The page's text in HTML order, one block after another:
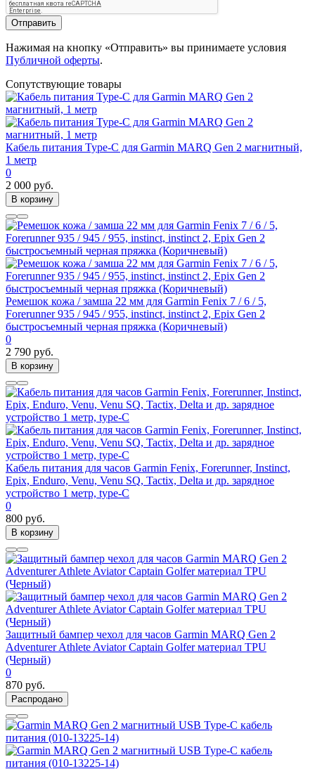
Отправить
Нажимая на кнопку «Отправить» вы принимаете условия
Публичной оферты.
Сопутствующие товары
Кабель питания Type-C для Garmin MARQ Gen 2 магнитный,
1 метр
0
2 000 руб.
В корзину
Ремешок кожа / замша 22 мм для Garmin Fenix 7 / 6 / 5,
Forerunner 935 / 945 / 955, instinct, instinct 2, Epix Gen 2
быстросъемный черная пряжка (Коричневый)
0
2 790 руб.
В корзину
Кабель питания для часов Garmin Fenix, Forerunner, Instinct,
Epix, Enduro, Venu, Venu SQ, Tactix, Delta и др. зарядное
устройство 1 метр, type-C
0
800 руб.
В корзину
Защитный бампер чехол для часов Garmin MARQ Gen 2
Adventurer Athlete Aviator Captain Golfer материал TPU
(Черный)
0
870 руб.
Распродано